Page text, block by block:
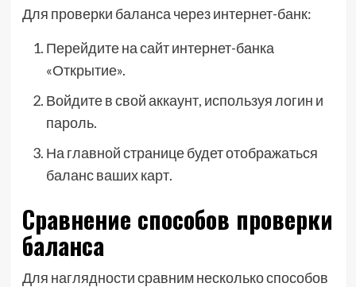
Для проверки баланса через интернет-банк:
Перейдите на сайт интернет-банка
«Открытие».
Войдите в свой аккаунт, используя логин и
пароль.
На главной странице будет отображаться
баланс ваших карт.
Сравнение способов проверки
баланса
Для наглядности сравним несколько способов